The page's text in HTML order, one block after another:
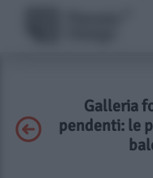
Galleria
pendenti: le